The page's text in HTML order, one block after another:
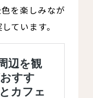
を楽しみなが
ています。